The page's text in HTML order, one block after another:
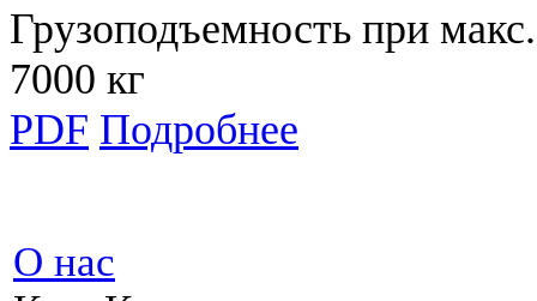
Грузоподъемность при
7000 кг
PDF Подробнее
О нас